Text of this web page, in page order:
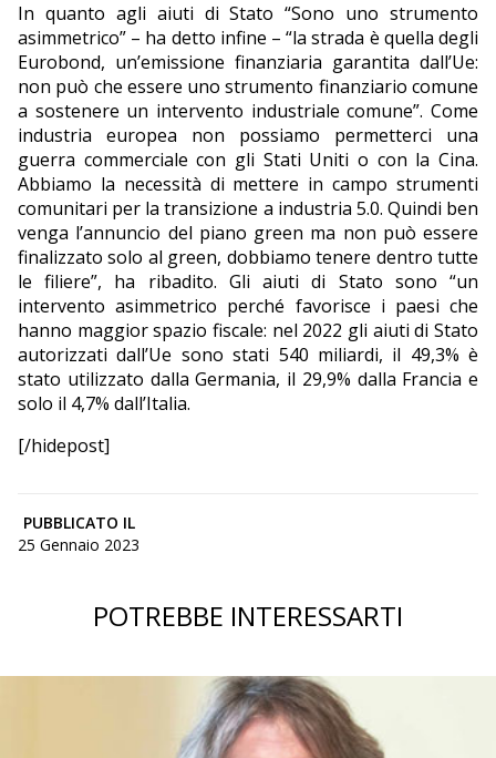
In quanto agli aiuti di Stato “Sono uno strumento
asimmetrico” – ha detto infine – “la strada è quella degli
Eurobond, un’emissione finanziaria garantita dall’Ue:
non può che essere uno strumento finanziario comune
a sostenere un intervento industriale comune”. Come
industria europea non possiamo permetterci una
guerra commerciale con gli Stati Uniti o con la Cina.
Abbiamo la necessità di mettere in campo strumenti
comunitari per la transizione a industria 5.0. Quindi ben
venga l’annuncio del piano green ma non può essere
finalizzato solo al green, dobbiamo tenere dentro tutte
le filiere”, ha ribadito. Gli aiuti di Stato sono “un
intervento asimmetrico perché favorisce i paesi che
hanno maggior spazio fiscale: nel 2022 gli aiuti di Stato
autorizzati dall’Ue sono stati 540 miliardi, il 49,3% è
stato utilizzato dalla Germania, il 29,9% dalla Francia e
solo il 4,7% dall’Italia.
[/hidepost]
PUBBLICATO IL
25 Gennaio 2023
POTREBBE INTERESSARTI